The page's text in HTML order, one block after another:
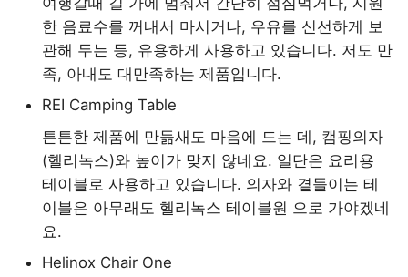
한 음료수를 꺼내서 마시거나, 우유를 신선하게 보
관해 두는 등, 유용하게 사용하고 있습니다. 저도 만
족, 아내도 대만족하는 제품입니다.
REI Camping Table
튼튼한 제품에 만듦새도 마음에 드는 데, 캠핑의자
(헬리녹스)와 높이가 맞지 않네요. 일단은 요리용
테이블로 사용하고 있습니다. 의자와 곁들이는 테
이블은 아무래도 헬리녹스 테이블원 으로 가야겠네
요.
Helinox Chair One